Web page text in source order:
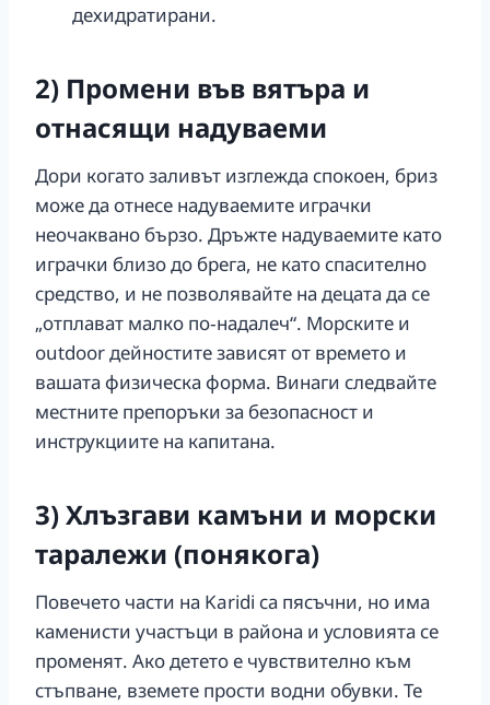
дехидратирани.
2) Промени във вятъра и
отнасящи надуваеми
Дори когато заливът изглежда спокоен, бриз
може да отнесе надуваемите играчки
неочаквано бързо. Дръжте надуваемите като
играчки близо до брега, не като спасително
средство, и не позволявайте на децата да се
„отплават малко по‑надалеч“. Морските и
outdoor дейностите зависят от времето и
вашата физическа форма. Винаги следвайте
местните препоръки за безопасност и
инструкциите на капитана.
3) Хлъзгави камъни и морски
таралежи (понякога)
Повечето части на Karidi са пясъчни, но има
каменисти участъци в района и условията се
променят. Ако детето е чувствително към
стъпване, вземете прости водни обувки. Те